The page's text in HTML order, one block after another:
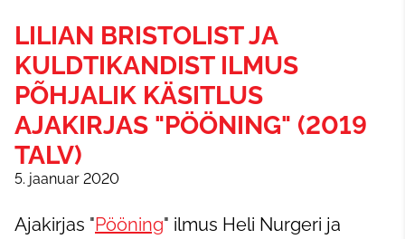
LILIAN BRISTOLIST JA
KULDTIKANDIST ILMUS
PÕHJALIK KÄSITLUS
AJAKIRJAS "PÖÖNING" (2019
TALV)
5. jaanuar 2020
Ajakirjas "Pööning" ilmus Heli Nurgeri ja